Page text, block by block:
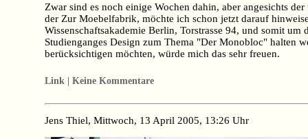
Zwar sind es noch einige Wochen dahin, aber angesichts
der Zur Moebelfabrik, möchte ich schon jetzt darauf
Wissenschaftsakademie Berlin, Torstrasse 94, und somit um
Studienganges Design zum Thema "Der Monobloc" halten
berücksichtigen möchten, würde mich das sehr freuen.
Link | Keine Kommentare
Jens Thiel, Mittwoch, 13 April 2005, 13:26 Uhr